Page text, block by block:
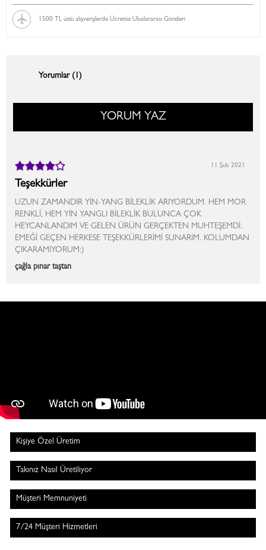
1500 TL üstü alışverişlerde Ücretsiz Uluslararası Gönderi
Yorumlar (1)
YORUM YAZ
Teşekkürler
UZUN ZAMANDIR YİN-YANG BİLEKLİK ARIYORDUM. HEM MOR
RENKLİ, HEM YİN YANGLI BİLEKLİK BULUNCA ÇOK
HEYCANLANDIM VE GELEN ÜRÜN GERÇEKTEN MUHTEŞEMDİ.
EMEĞİ GEÇEN HERKESE TEŞEKKÜRLERİMİ SUNARIM. KOLUMDAN
ÇIKARAMIYORUM:)
çağla pınar taştan
11 Şub 2021
Kişiye Özel Üretim
Takınız Nasıl Üretiliyor
Müşteri Memnuniyeti
7/24 Müşteri Hizmetleri